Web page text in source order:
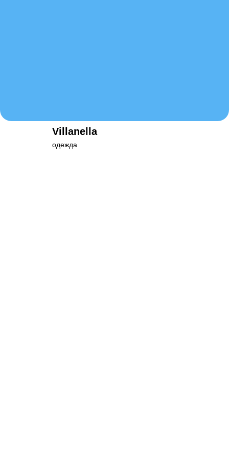
Villanella
одежда